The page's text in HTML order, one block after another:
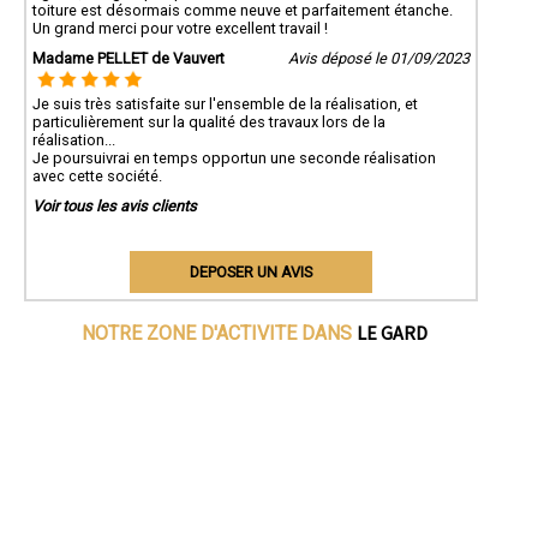
toiture est désormais comme neuve et parfaitement étanche.
Un grand merci pour votre excellent travail !
Madame PELLET de Vauvert
Avis déposé le 01/09/2023
Je suis très satisfaite sur l'ensemble de la réalisation, et
particulièrement sur la qualité des travaux lors de la
réalisation...
Je poursuivrai en temps opportun une seconde réalisation
avec cette société.
Voir tous les avis clients
DEPOSER UN AVIS
NOTRE ZONE D'ACTIVITE DANS LE GARD